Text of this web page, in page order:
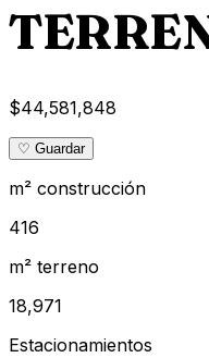
$44,581,848
♡ Guardar
m² construcción
416
m² terreno
18,971
Estacionamientos